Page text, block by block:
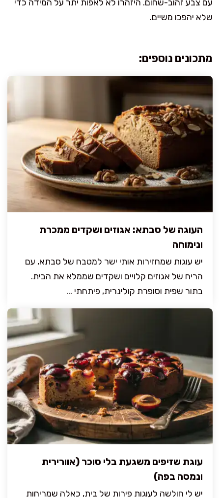
עם צבע זהוב-שחום. היזהרו לא לאפות יתר על המידה כדי
שלא יהפכו משיים.
מתכונים נוספים:
העוגה של סבתא: אגוזים ושקדים ממכרת
ונימוחה
יש עוגות שמחזירות אותי ישר למטבח של סבתא, עם
הריח של אגוזים קלויים ושקדים שממלא את הבית.
בתור שפית וסופרת קולינרית, פיתחתי ...
עוגת שזיפים משגעת בלי סוכר (אוורירית
ונמסה בפה)
יש לי חולשה לעוגות פירות של בית, כאלה שמריחות